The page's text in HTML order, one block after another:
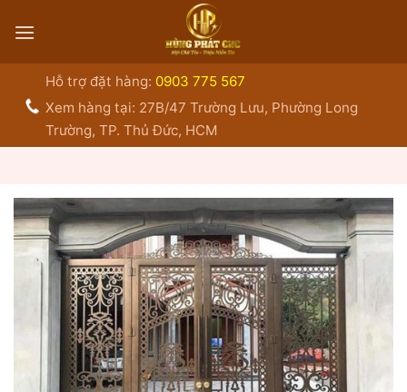
qua
Hỗ trợ đặt hàng: 0903 775 567
Xem hàng tại: 27B/47 Trường Lưu, Phường Long
Trường, TP. Thủ Đức, HCM